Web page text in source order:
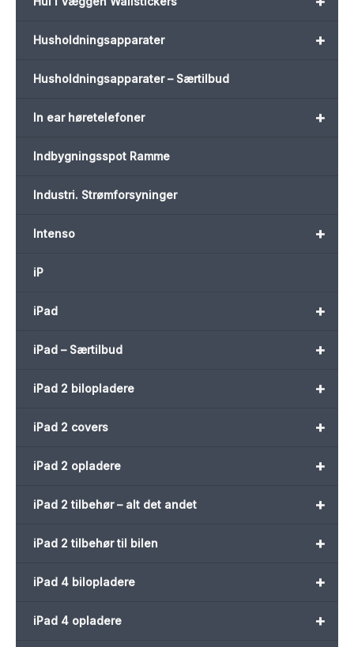
+
Husholdningsapparater
Husholdningsapparater – Særtilbud
+
In ear høretelefoner
Indbygningsspot Ramme
Industri. Strømforsyninger
+
Intenso
iP
+
iPad
+
iPad – Særtilbud
+
iPad 2 bilopladere
+
iPad 2 covers
+
iPad 2 opladere
+
iPad 2 tilbehør – alt det andet
+
iPad 2 tilbehør til bilen
+
iPad 4 bilopladere
+
iPad 4 opladere